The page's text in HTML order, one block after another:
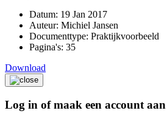
Datum: 19 Jan 2017
Auteur: Michiel Jansen
Documenttype: Praktijkvoorbeeld
Pagina's: 35
Download
Log in of maak een account aan